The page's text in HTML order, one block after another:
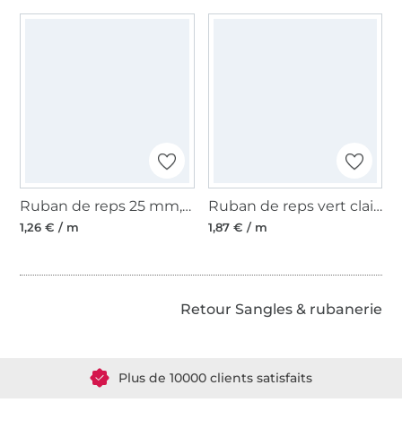
Ruban de reps 25 mm, blanc
1,26 € / m
Ruban de reps vert clair-vert 16 mm
1,87 € / m
Retour Sangles & rubanerie